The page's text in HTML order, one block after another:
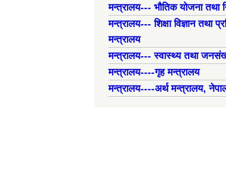
मन्त्रालय--- भौतिक योजना तथा
मन्त्रालय--- शिक्षा विज्ञान तथा
मन्त्रालय
मन्त्रालय--- स्वास्थ्य तथा
मन्त्रालय----गृह मन्त्रालय
मन्त्रालय----अर्थ मन्त्रालय,